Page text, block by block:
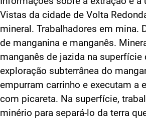
Vistas da cidade de Volta
mineral. Trabalhadores em mina.
de manganina e manganês.
manganês de jazida na
exploração subterrânea do
empurram carrinho e executam a
com picareta. Na superfície,
minério para separá-lo da terra